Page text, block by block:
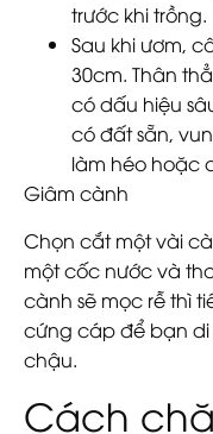
trước khi trồng.
Sau khi ươm,
30cm. Thân
có dấu hiệu
có đất sẵn,
làm héo hoặc
Giâm cành
Chọn cắt một vài
một cốc nước và
cành sẽ mọc rễ thì
cứng cáp để bạn
chậu.
Cách